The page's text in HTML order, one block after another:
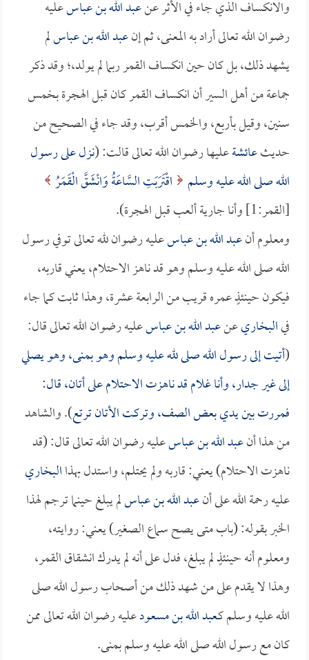
والانكساف الذي جاء في الأثر عنعبد الله بن عباسعليه
رضوان الله تعالى أراد به المعنى، ثم إنعبد الله بن عباسلم
يشهد ذلك، بل كان حين انكساف القمر ربما لم يولد،؛ وقد ذكر
جماعة من أهل السير أن انكساف القمر كان قبل الهجرة بخمس
سنين، وقيل بأربع، والخمس أقرب، وقد جاء في الصحيح من
حديثعائشةعليها رضوان الله تعالى قالت: (نزل على رسول
الله صلى الله عليه وسلم
اقْتَرَبَتِ السَّاعَةُ وَانْشَقَّ الْقَمَرُ
[القمر:1] وأنا جارية ألعب قبل الهجرة).
ومعلوم أنعبد الله بن عباسعليه رضوان لله تعالى توفي رسول
الله صلى الله عليه وسلم وهو قد ناهز الاحتلام، يعني قاربه،
فيكون حينئذٍ عمره قريب من الرابعة عشرة، وهذا ثابت كما جاء
فيالبخاريعنعبد الله بن عباسعليه رضوان الله تعالى قال:
(أتيت إلى رسول الله صلى لله عليه وسلم وهو بمنى، وهو يصلي
إلى غير جدار، وأنا غلام قد ناهزت الاحتلام على أتان، قال:
فمررت بين يدي بعض الصف، وتركت الأتان ترتع). والشاهد
من هذا أنعبد الله بن عباسعليه رضوان الله تعالى قال: (قد
ناهزت الاحتلام) يعني: قاربه ولم يحتلم، واستدل بهذاالبخاري
عليه رحمة الله على أنعبد الله بن عباسلم يبلغ حينما ترجم لهذا
الخبر بقوله: (باب متى يصح سماع الصغير) يعني: روايته،
ومعلوم أنه حينئذٍ لم يبلغ، فدل على أنه لم يدرك انشقاق القمر،
وهذا لا يقدم على من شهد ذلك من أصحاب رسول الله صلى
الله عليه وسلم كـعبد الله بن مسعودعليه رضوان الله تعالى ممن
كان مع رسول الله صلى الله عليه وسلم بمنى.